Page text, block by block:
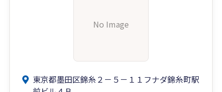
No Image
東京都墨田区錦糸２－５－１１フナダ錦糸町駅